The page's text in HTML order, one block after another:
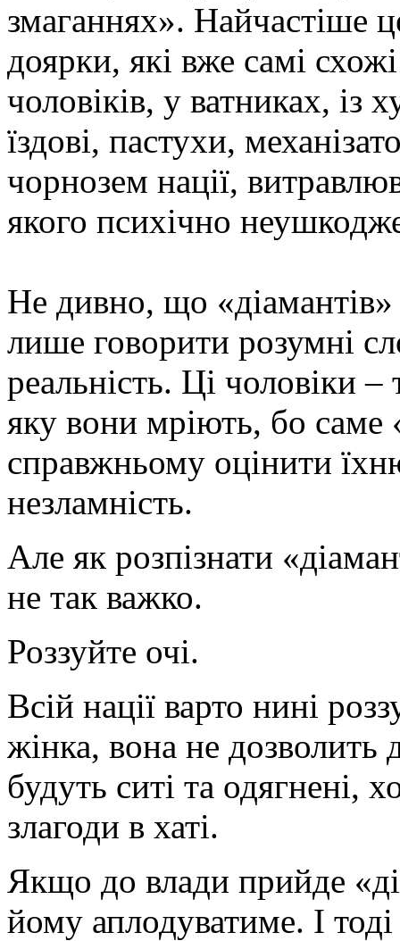
змаганнях». Найчастіше
доярки, які вже самі
чоловіків, у ватниках,
їздові, пастухи,
чорнозем нації,
якого психічно
Не дивно, що
лише говорити розумні
реальність. Ці чоловіки
яку вони мріють, бо
справжньому оцінити
незламність.
Але як розпізнати
не так важко.
Роззуйте очі.
Всій нації варто нині
жінка, вона не дозволить
будуть ситі та одягнені,
злагоди в хаті.
Якщо до влади прийде
йому аплодуватиме. І